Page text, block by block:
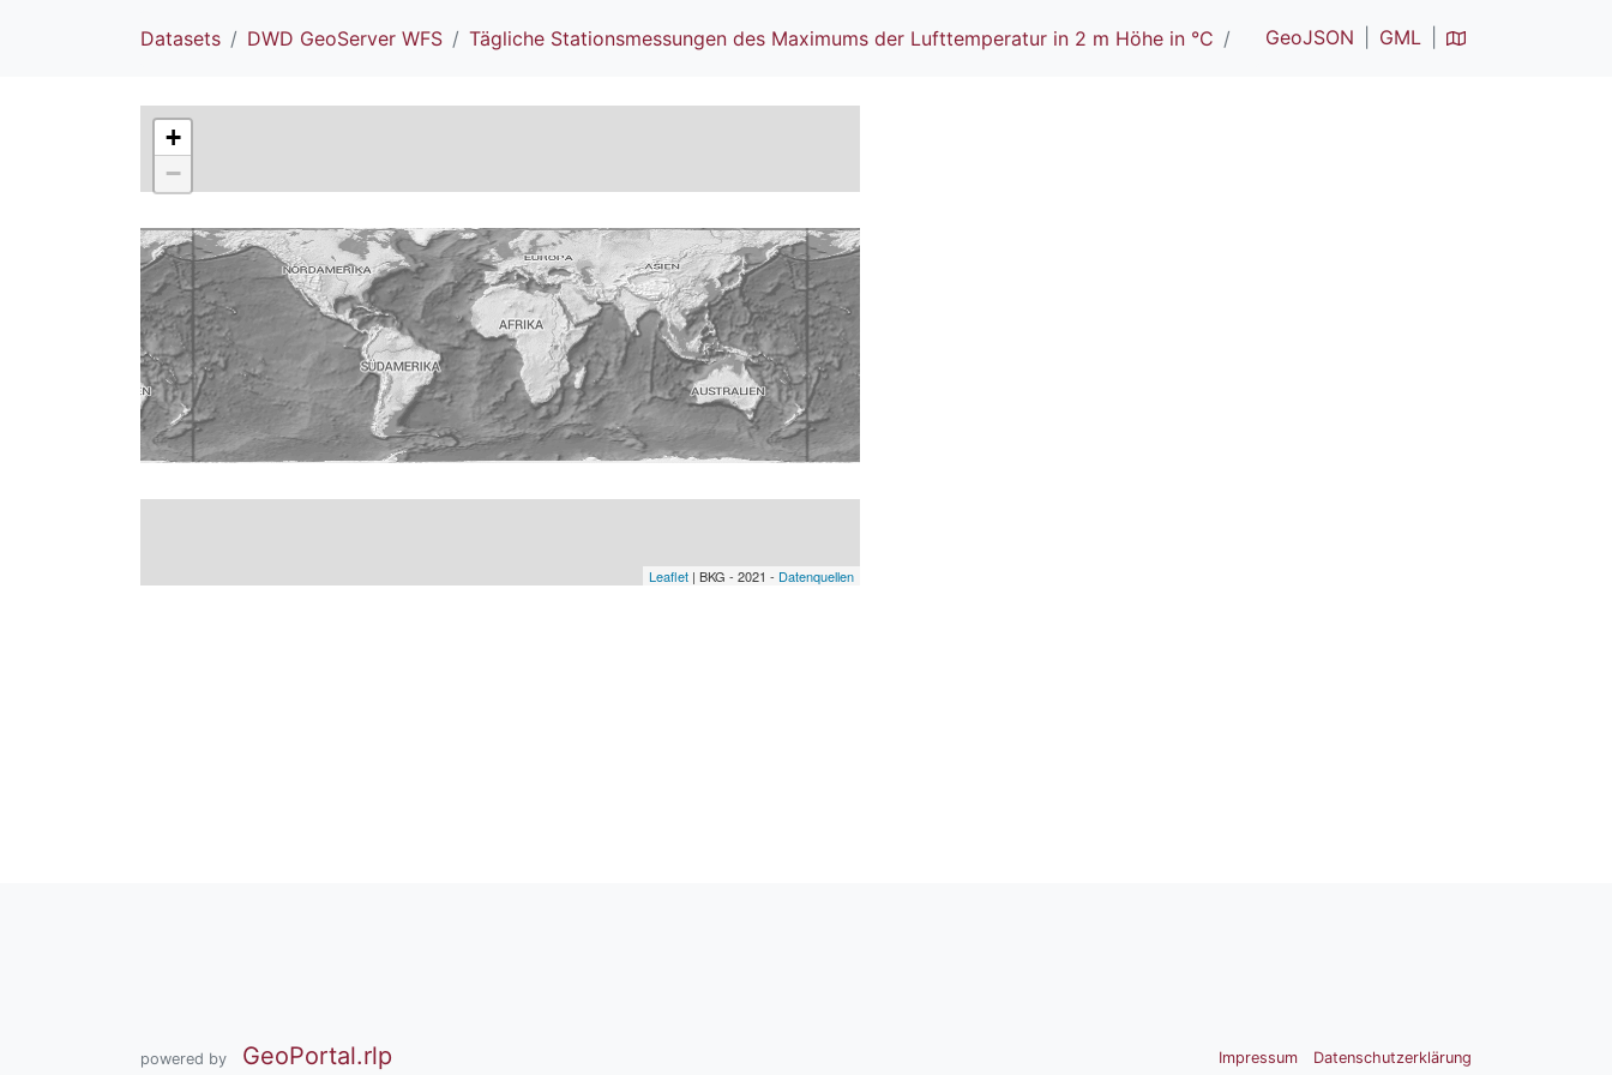
Datasets DWD GeoServer WFS Tägliche Stationsmessungen des Maximums der Lufttemperatur in 2 m Höhe in °C GeoJSON GML
+
−
Leaflet | BKG - 2021 - Datenquellen
powered by GeoPortal.rlp Impressum Datenschutzerklärung